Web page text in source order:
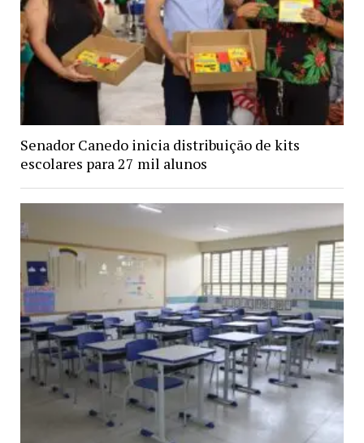
Senador Canedo inicia distribuição de kits
escolares para 27 mil alunos